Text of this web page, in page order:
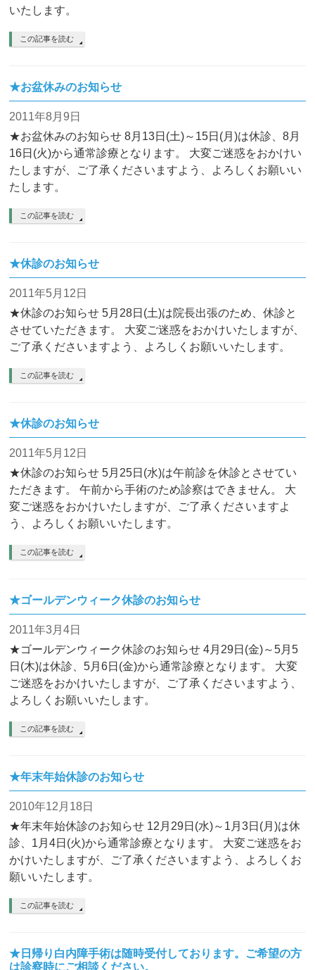
いたします。
この記事を読む
★お盆休みのお知らせ
2011年8月9日
★お盆休みのお知らせ 8月13日(土)～15日(月)は休診、8月
16日(火)から通常診療となります。 大変ご迷惑をおかけい
たしますが、ご了承くださいますよう、よろしくお願いい
たします。
この記事を読む
★休診のお知らせ
2011年5月12日
★休診のお知らせ 5月28日(土)は院長出張のため、休診と
させていただきます。 大変ご迷惑をおかけいたしますが、
ご了承くださいますよう、よろしくお願いいたします。
この記事を読む
★休診のお知らせ
2011年5月12日
★休診のお知らせ 5月25日(水)は午前診を休診とさせてい
ただきます。 午前から手術のため診察はできません。 大
変ご迷惑をおかけいたしますが、ご了承くださいますよ
う、よろしくお願いいたします。
この記事を読む
★ゴールデンウィーク休診のお知らせ
2011年3月4日
★ゴールデンウィーク休診のお知らせ 4月29日(金)～5月5
日(木)は休診、5月6日(金)から通常診療となります。 大変
ご迷惑をおかけいたしますが、ご了承くださいますよう、
よろしくお願いいたします。
この記事を読む
★年末年始休診のお知らせ
2010年12月18日
★年末年始休診のお知らせ 12月29日(水)～1月3日(月)は休
診、1月4日(火)から通常診療となります。 大変ご迷惑をお
かけいたしますが、ご了承くださいますよう、よろしくお
願いいたします。
この記事を読む
★日帰り白内障手術は随時受付しております。ご希望の方
は診察時にご相談ください。